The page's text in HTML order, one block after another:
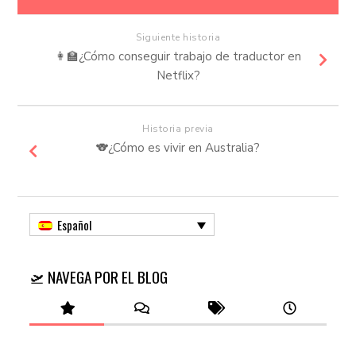
Siguiente historia
👩‍🏫¿Cómo conseguir trabajo de traductor en
Netflix?
Historia previa
🐨¿Cómo es vivir en Australia?
Español
🛫 NAVEGA POR EL BLOG